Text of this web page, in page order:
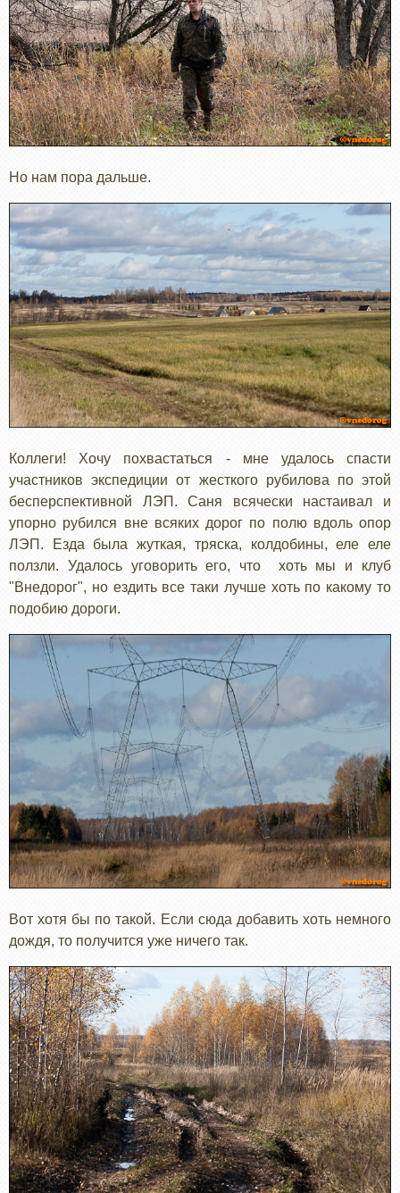
Но нам пора дальше.
Коллеги! Хочу похвастаться - мне удалось спасти
участников экспедиции от жесткого рубилова по этой
бесперспективной ЛЭП. Саня всячески настаивал и
упорно рубился вне всяких дорог по полю вдоль опор
ЛЭП. Езда была жуткая, тряска, колдобины, еле еле
ползли. Удалось уговорить его, что хоть мы и клуб
"Внедорог", но ездить все таки лучше хоть по какому то
подобию дороги.
Вот хотя бы по такой. Если сюда добавить хоть немного
дождя, то получится уже ничего так.